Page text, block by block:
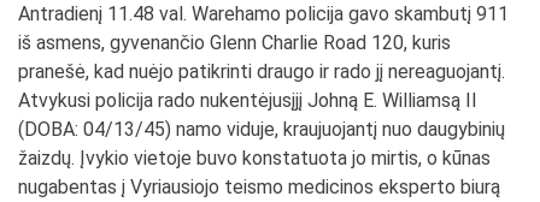
Antradienį 11.48 val. Warehamo policija gavo skambutį 911
iš asmens, gyvenančio Glenn Charlie Road 120, kuris
pranešė, kad nuėjo patikrinti draugo ir rado jį nereaguojantį.
Atvykusi policija rado nukentėjusįjį Johną E. Williamsą II
(DOBA: 04/13/45) namo viduje, kraujuojantį nuo daugybinių
žaizdų. Įvykio vietoje buvo konstatuota jo mirtis, o kūnas
nugabentas į Vyriausiojo teismo medicinos eksperto biurą